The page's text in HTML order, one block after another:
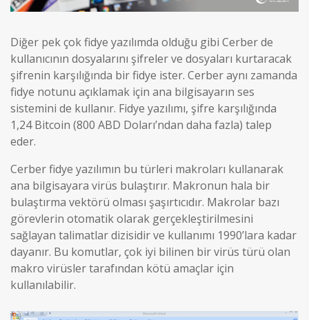
Diğer pek çok fidye yazılımda olduğu gibi Cerber de
kullanıcının dosyalarını şifreler ve dosyaları kurtaracak
şifrenin karşılığında bir fidye ister. Cerber aynı zamanda
fidye notunu açıklamak için ana bilgisayarın ses
sistemini de kullanır. Fidye yazılımı, şifre karşılığında
1,24 Bitcoin (800 ABD Doları’ndan daha fazla) talep
eder.
Cerber fidye yazılımın bu türleri makroları kullanarak
ana bilgisayara virüs bulaştırır. Makronun hala bir
bulaştırma vektörü olması şaşırtıcıdır. Makrolar bazı
görevlerin otomatik olarak gerçekleştirilmesini
sağlayan talimatlar dizisidir ve kullanımı 1990’lara kadar
dayanır. Bu komutlar, çok iyi bilinen bir virüs türü olan
makro virüsler tarafından kötü amaçlar için
kullanılabilir.